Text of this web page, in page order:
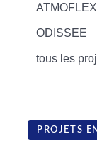
ATMOFLEX
ODISSEE
tous les
PROJETS